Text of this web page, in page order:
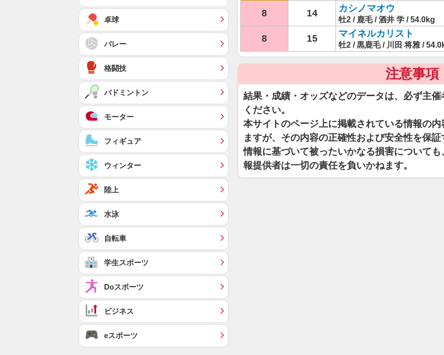
8 14 カシノマオウ
牡2 / 鹿毛 / 酒井 学 / 54.0kg
8 15 マイネルカリスト
牡2 / 黒鹿毛 / 川田 将雅 /
注意事項
結果・成績・オッズなどのデータは、必ず主
ください。
本サイトのページ上に掲載されている情報の
ますが、その内容の正確性および安全性を保
情報に基づいて被ったいかなる損害について
報提供者は一切の責任を負いかねます。
卓球
バレー
格闘技
バドミントン
モーター
フィギュア
ウィンター
陸上
水泳
自転車
学生スポーツ
Doスポーツ
ビジネス
eスポーツ